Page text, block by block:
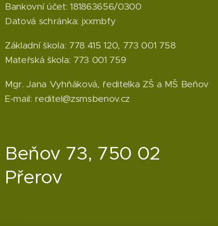
Bankovní účet: 181863656/0300
Datová schránka: jxxmbfy
Základní škola: 778 415 120, 773 001 758
Mateřská škola: 773 001 759
Mgr. Jana Vyhňáková, ředitelka ZŠ a MŠ Beňov
E-mail: reditel@zsmsbenov.cz
Beňov 73, 750 02
Přerov